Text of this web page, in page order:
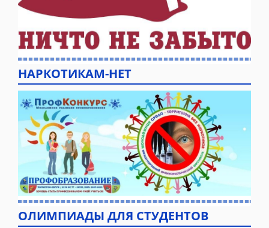
НАРКОТИКАМ-НЕТ
ОЛИМПИАДЫ ДЛЯ СТУДЕНТОВ